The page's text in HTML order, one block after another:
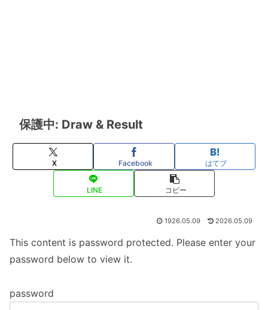
保護中: Draw & Result
X Facebook はてブ
LINE コピー
1926.05.09 2026.05.09
This content is password protected. Please enter your
password below to view it.
password